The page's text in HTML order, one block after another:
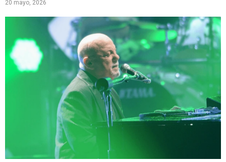
20 mayo, 2026